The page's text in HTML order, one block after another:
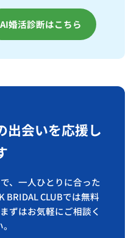
AI婚活診断はこちら
出会いを応援し
、一人ひとりに合った
BRIDAL CLUBでは無料
ずはお気軽にご相談く